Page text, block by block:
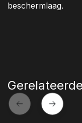
beschermlaag.